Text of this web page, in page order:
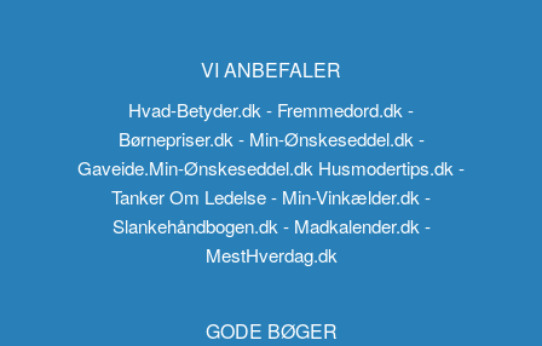
VI ANBEFALER
Hvad-Betyder.dk- Fremmedord.dk-
Børnepriser.dk - Min-Ønskeseddel.dk -
Gaveide.Min-Ønskeseddel.dk Husmodertips.dk-
Tanker Om Ledelse- Min-Vinkælder.dk-
Slankehåndbogen.dk - Madkalender.dk -
MestHverdag.dk
GODE BØGER